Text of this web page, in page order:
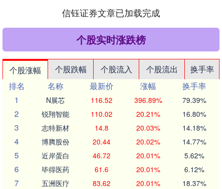
信钰证券文章已加载完成
个股实时涨跌榜
个股涨幅 个股跌幅 个股流入 个股流出
换手率
排名
名称 最新价 涨幅
换手率
1
N展芯 116.52 396.89% 79.39%
2 锐翔智能 110.02 20.21% 16.80%
3 志特新材 14.8 20.03% 14.18%
4 博腾股份 20.44 20.02% 14.77%
5 近岸蛋白 46.72 20.01% 5.62%
6 毕得医药 61.6 20.01% 6.12%
7 五洲医疗 83.62 20.01% 18.37%